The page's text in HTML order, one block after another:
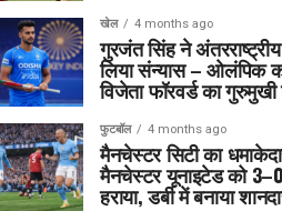
खेल 4 months ago
गुरजंत सिंह ने
लिया संन्यास – ओलंपिक
विजेता फॉरवर्ड का गुरुमुखी
फुटबॉल 4 months ago
मैनचेस्टर सिटी का
मैनचेस्टर यूनाइटेड को
हराया, डर्बी में बनाया